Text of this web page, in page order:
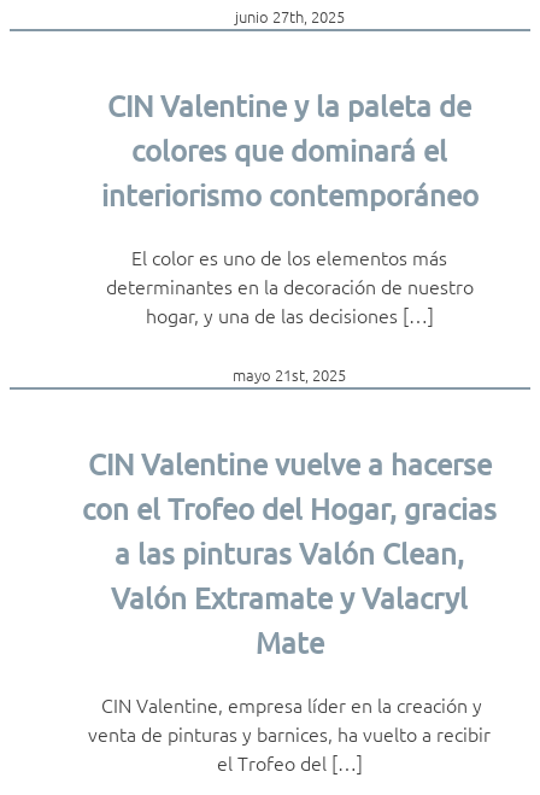
junio 27th, 2025
CIN Valentine y la paleta de
colores que dominará el
interiorismo contemporáneo
El color es uno de los elementos más
determinantes en la decoración de nuestro
hogar, y una de las decisiones […]
mayo 21st, 2025
CIN Valentine vuelve a hacerse
con el Trofeo del Hogar, gracias
a las pinturas Valón Clean,
Valón Extramate y Valacryl
Mate
CIN Valentine, empresa líder en la creación y
venta de pinturas y barnices, ha vuelto a recibir
el Trofeo del […]